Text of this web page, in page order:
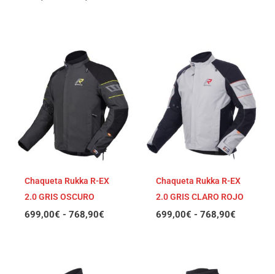
Chaqueta Rukka R-EX
2.0 GRIS OSCURO
699,00€ - 768,90€
precios:
desde
699,00€
hasta
768,90€
Chaqueta Rukka R-EX
2.0 GRIS CLARO ROJO
699,00€ - 768,90€
de
precios:
desde
699,00€
hasta
768,90€